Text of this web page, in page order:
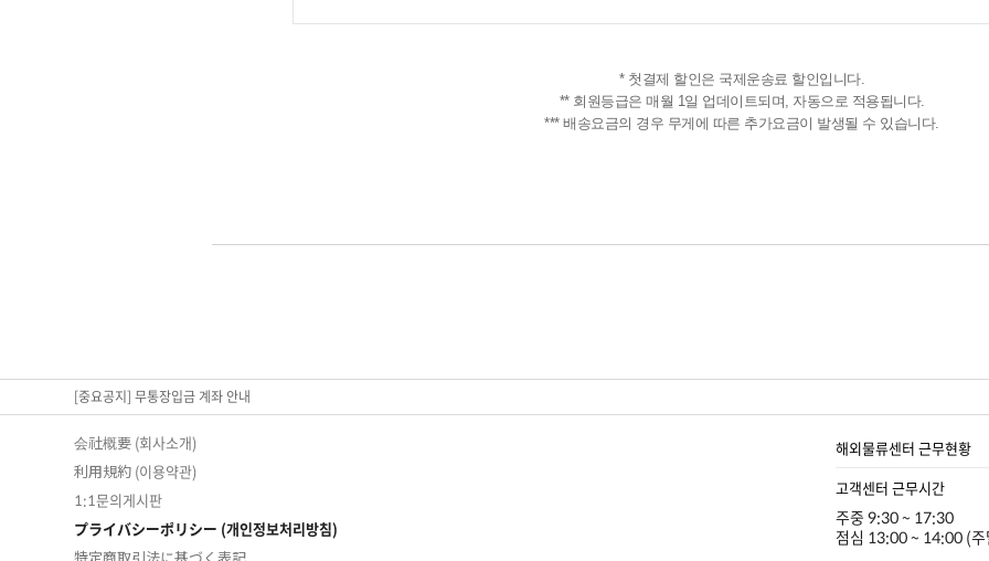
* 첫결제 할인은 국제운송료 할인입니다.
** 회원등급은 매월 1일 업데이트되며, 자동으로 적용됩니다.
*** 배송요금의 경우 무게에 따른 추가요금이 발생될 수 있습니다.
[중요공지] 무통장입금 계좌 안내
会社概要 (회사소개)
利用規約 (이용약관)
1:1문의게시판
プライバシーポリシー (개인정보처리방침)
해외물류센터 근무현황
고객센터 근무시간
주중 9:30 ~ 17:30
점심 13:00 ~ 14:00 (주